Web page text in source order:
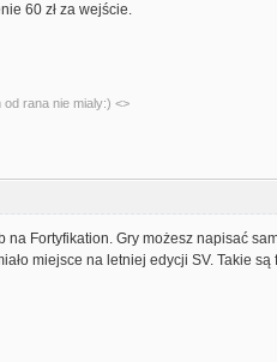
60 zł za wejście.
rana nie mialy:) <>
na Fortyfikation. Gry możesz napisać
miejsce na letniej edycji SV. Takie są